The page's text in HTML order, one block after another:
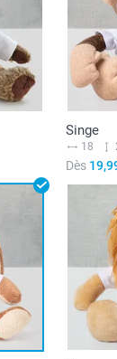
Singe
18
Dès